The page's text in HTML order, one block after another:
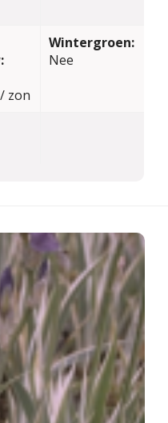
zon
Wintergroen:
Nee